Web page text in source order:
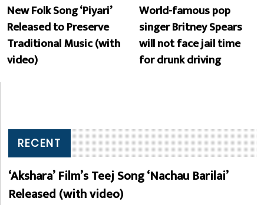
New Folk Song ‘Piyari’
Released to Preserve
Traditional Music (with
video)
World-famous pop
singer Britney Spears
will not face jail time
for drunk driving
RECENT
‘Akshara’ Film’s Teej Song ‘Nachau Barilai’
Released (with video)